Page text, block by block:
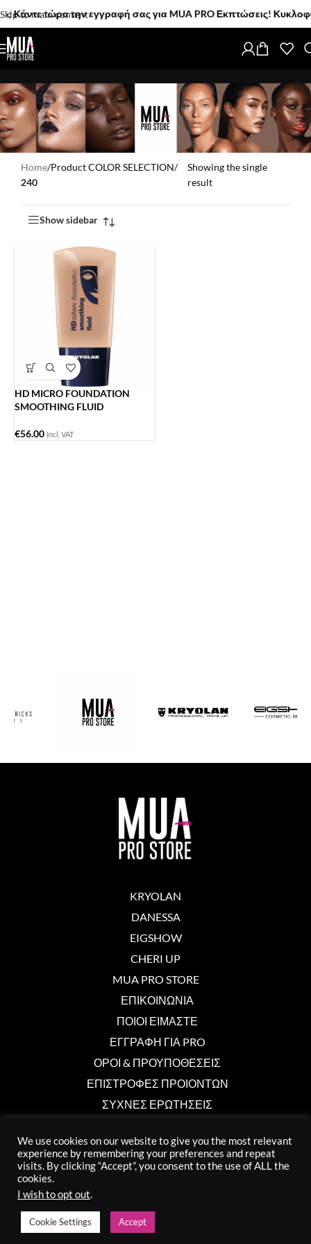
Skip to main content
Κάντε τώρα την εγγραφή σας για MUA PRO Εκπτώσεις!
Home/Product COLOR SELECTION/
240
Showing the single
result
Show sidebar
HD MICRO FOUNDATION
SMOOTHING FLUID
€56.00 Incl. VAT
KRYOLAN
DANESSA
EIGSHOW
CHERI UP
MUA PRO STORE
ΕΠΙΚΟΙΝΩΝΙΑ
ΠΟΙΟΙ ΕΙΜΑΣΤΕ
ΕΓΓΡΑΦΗ ΓΙΑ PRO
ΟΡΟΙ & ΠΡΟΥΠΟΘΕΣΕΙΣ
ΕΠΙΣΤΡΟΦΕΣ ΠΡΟΙΟΝΤΩΝ
ΣΥΧΝΕΣ ΕΡΩΤΗΣΕΙΣ
Επικοινωνία
We use cookies on our website to give you the most relevant
experience by remembering your preferences and repeat
visits. By clicking “Accept”, you consent to the use of ALL the
cookies.
I wish to opt out.
Cookie Settings Accept